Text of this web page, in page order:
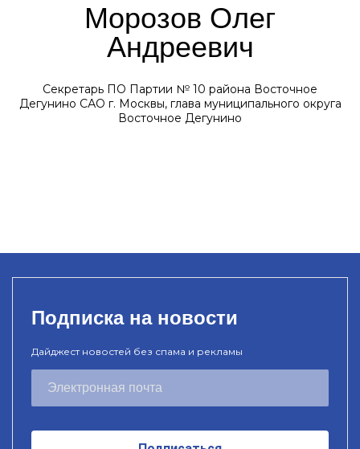
Морозов Олег
Андреевич
Секретарь ПО Партии № 10 района Восточное
Дегунино САО г. Москвы, глава муниципального округа
Восточное Дегунино
Подписка на новости
Дайджест новостей без спама и рекламы